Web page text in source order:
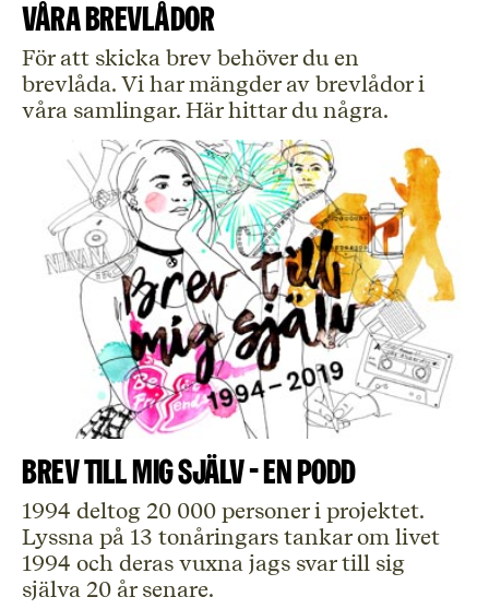
Våra brevlådor
För att skicka brev behöver du en
brevlåda. Vi har mängder av brevlådor i
våra samlingar. Här hittar du några.
Brev till mig själv - en podd
1994 deltog 20 000 personer i projektet.
Lyssna på 13 tonåringars tankar om livet
1994 och deras vuxna jags svar till sig
själva 20 år senare.